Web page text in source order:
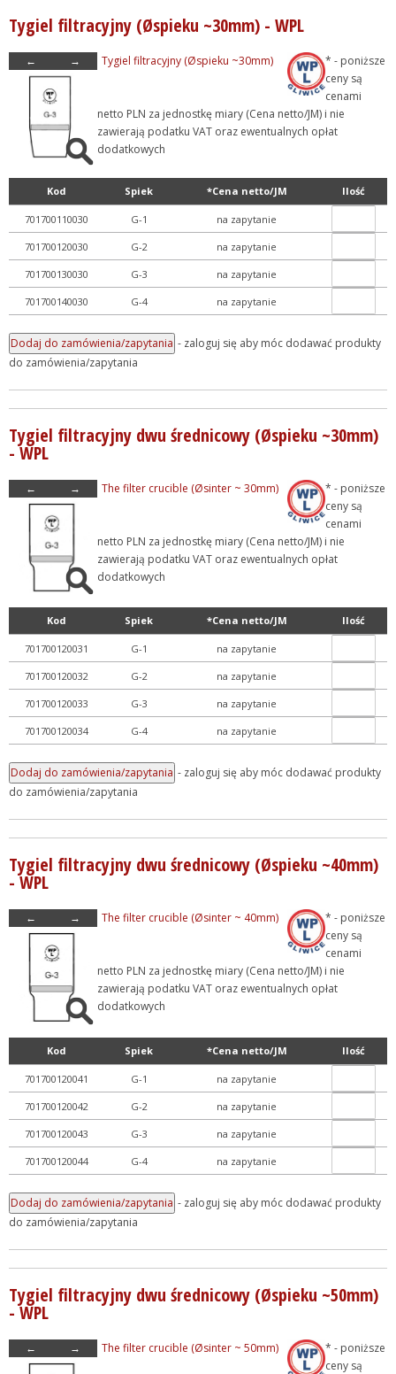
Tygiel filtracyjny (Øspieku ~30mm) - WPL
← → Tygiel filtracyjny (Øspieku ~30mm)
* - poniższe
ceny są
cenami
netto PLN za jednostkę miary (Cena netto/JM) i nie
zawierają podatku VAT oraz ewentualnych opłat
dodatkowych
Kod Spiek *Cena netto/JM Ilość
701700110030 G-1 na zapytanie
701700120030 G-2 na zapytanie
701700130030 G-3 na zapytanie
701700140030 G-4 na zapytanie
- zaloguj się aby móc dodawać produkty
do zamówienia/zapytania
Tygiel filtracyjny dwu średnicowy (Øspieku ~30mm)
- WPL
← → The filter crucible (Øsinter ~ 30mm)
* - poniższe
ceny są
cenami
netto PLN za jednostkę miary (Cena netto/JM) i nie
zawierają podatku VAT oraz ewentualnych opłat
dodatkowych
Kod Spiek *Cena netto/JM Ilość
701700120031 G-1 na zapytanie
701700120032 G-2 na zapytanie
701700120033 G-3 na zapytanie
701700120034 G-4 na zapytanie
- zaloguj się aby móc dodawać produkty
do zamówienia/zapytania
Tygiel filtracyjny dwu średnicowy (Øspieku ~40mm)
- WPL
← → The filter crucible (Øsinter ~ 40mm)
* - poniższe
ceny są
cenami
netto PLN za jednostkę miary (Cena netto/JM) i nie
zawierają podatku VAT oraz ewentualnych opłat
dodatkowych
Kod Spiek *Cena netto/JM Ilość
701700120041 G-1 na zapytanie
701700120042 G-2 na zapytanie
701700120043 G-3 na zapytanie
701700120044 G-4 na zapytanie
- zaloguj się aby móc dodawać produkty
do zamówienia/zapytania
Tygiel filtracyjny dwu średnicowy (Øspieku ~50mm)
- WPL
← → The filter crucible (Øsinter ~ 50mm)
* - poniższe
ceny są